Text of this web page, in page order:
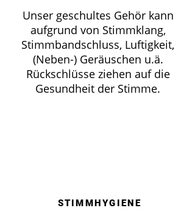
Unser geschultes Gehör kann
aufgrund von Stimmklang,
Stimmbandschluss, Luftigkeit,
(Neben-) Geräuschen u.ä.
Rückschlüsse ziehen auf die
Gesundheit der Stimme.
STIMMHYGIENE